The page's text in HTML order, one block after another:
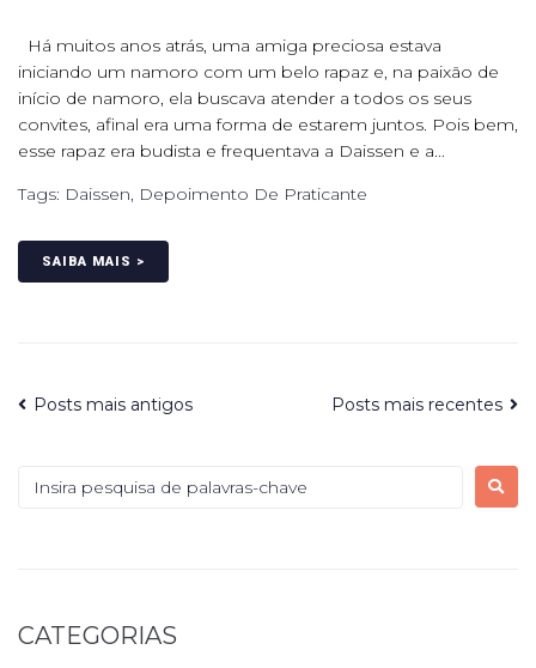
Há muitos anos atrás, uma amiga preciosa estava
iniciando um namoro com um belo rapaz e, na paixão de
início de namoro, ela buscava atender a todos os seus
convites, afinal era uma forma de estarem juntos. Pois bem,
esse rapaz era budista e frequentava a Daissen e a...
Tags: Daissen, Depoimento De Praticante
SAIBA MAIS >
Posts mais antigos Posts mais recentes
CATEGORIAS